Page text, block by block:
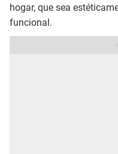
hogar, que sea
funcional.